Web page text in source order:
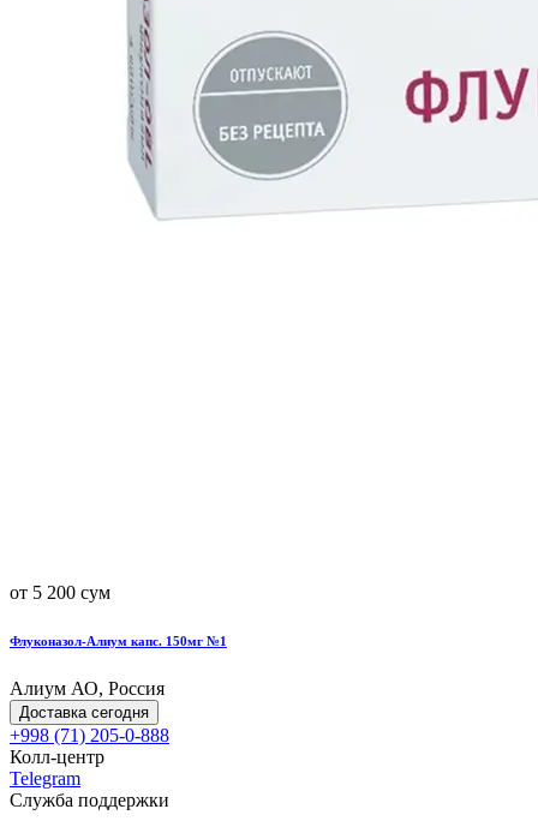
от 5 200 сум
Флуконазол-Алиум капс. 150мг №1
Алиум АО, Россия
Доставка сегодня
+998 (71) 205-0-888
Колл-центр
Telegram
Служба поддержки